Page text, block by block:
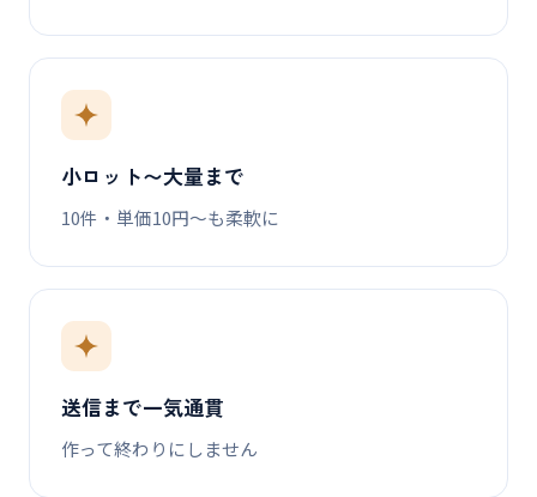
小ロット〜大量まで
10件・単価10円〜も柔軟に
送信まで一気通貫
作って終わりにしません